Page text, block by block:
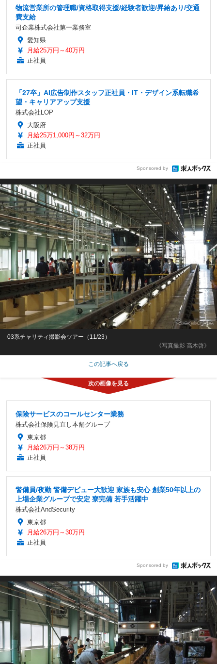
物流営業所の管理職/資格取得支援/経験者歓迎/昇給あり/交通
費支給
司企業株式会社第一業務室
愛知県
月給25万円～40万円
正社員
「27卒」AI広告制作スタッフ正社員・IT・デザイン系転職希
望・キャリアアップ支援
株式会社LOP
大阪府
月給25万1,000円～32万円
正社員
Sponsored by
《写真撮影 高木啓》
03系チャリティ撮影会ツアー（11/23）
この記事へ戻る
保険サービスのコールセンター業務
株式会社保険見直し本舗グループ
東京都
月給26万円～38万円
正社員
警備員/夜勤 警備デビュー大歓迎 家族も安心 創業50年以上の
上場企業グループで安定 寮完備 若手活躍中
株式会社AndSecurity
東京都
月給26万円～30万円
正社員
Sponsored by